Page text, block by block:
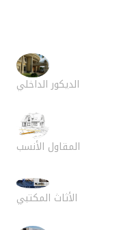
الديكور الداخلي
المقاول الأنسب
الأثاث المكتبي